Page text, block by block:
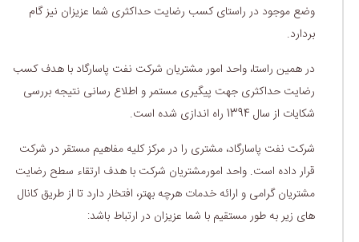
وضع موجود در راستای کسب رضایت حداکثری شما عزیزان نیز گام
بردارد.
در همین راستا، واحد امور مشتریان شرکت نفت پاسارگاد با هدف کسب
رضایت حداکثری جهت پیگیری مستمر و اطلاع رسانی نتیجه بررسی
شکایات از سال 1394 راه اندازی شده است.
شرکت نفت پاسارگاد، مشتری را در مرکز کلیه مفاهیم مستقر در شرکت
قرار داده است. واحد امورمشتریان شرکت با هدف ارتقاء سطح رضایت
مشتریان گرامی و ارائه خدمات هرچه بهتر، افتخار دارد تا از طریق کانال
های زیر به طور مستقیم با شما عزیزان در ارتباط باشد: